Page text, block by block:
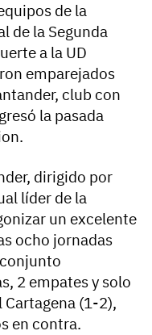
de la
de la Segunda
a la UD
emparejados
club con
la pasada
dirigido por
líder de la
un excelente
ocho jornadas
2 empates y solo
(1-2),
en contra.